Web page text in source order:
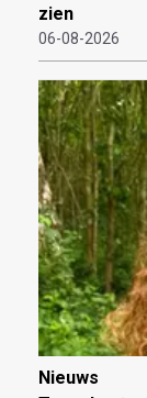
zien
06-08-2026
Nieuws